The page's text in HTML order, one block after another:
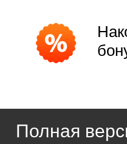
Полная